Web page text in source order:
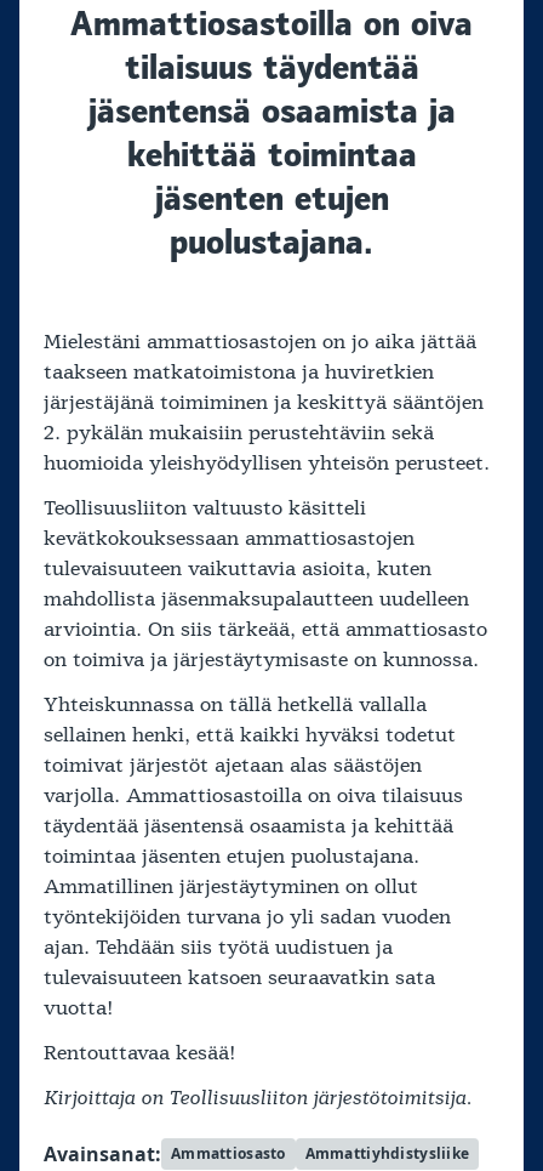
Ammattiosastoilla on oiva
tilaisuus täydentää
jäsentensä osaamista ja
kehittää toimintaa
jäsenten etujen
puolustajana.
Mielestäni ammattiosastojen on jo aika jättää
taakseen matkatoimistona ja huviretkien
järjestäjänä toimiminen ja keskittyä sääntöjen
2. pykälän mukaisiin perustehtäviin sekä
huomioida yleishyödyllisen yhteisön perusteet.
Teollisuusliiton valtuusto käsitteli
kevätkokouksessaan ammattiosastojen
tulevaisuuteen vaikuttavia asioita, kuten
mahdollista jäsenmaksupalautteen uudelleen
arviointia. On siis tärkeää, että ammattiosasto
on toimiva ja järjestäytymisaste on kunnossa.
Yhteiskunnassa on tällä hetkellä vallalla
sellainen henki, että kaikki hyväksi todetut
toimivat järjestöt ajetaan alas säästöjen
varjolla. Ammattiosastoilla on oiva tilaisuus
täydentää jäsentensä osaamista ja kehittää
toimintaa jäsenten etujen puolustajana.
Ammatillinen järjestäytyminen on ollut
työntekijöiden turvana jo yli sadan vuoden
ajan. Tehdään siis työtä uudistuen ja
tulevaisuuteen katsoen seuraavatkin sata
vuotta!
Rentouttavaa kesää!
Kirjoittaja on Teollisuusliiton järjestötoimitsija.
Avainsanat: Ammattiosasto Ammattiyhdistysliike